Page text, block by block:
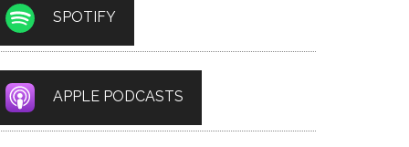
SPOTIFY
APPLE PODCASTS